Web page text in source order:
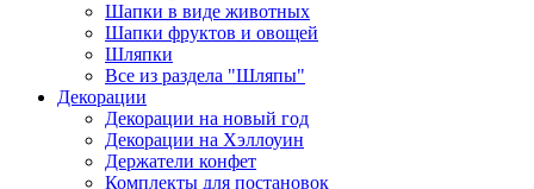
Шапки в виде животных
Шапки фруктов и овощей
Шляпки
Все из раздела "Шляпы"
Декорации
Декорации на новый год
Декорации на Хэллоуин
Держатели конфет
Комплекты для постановок